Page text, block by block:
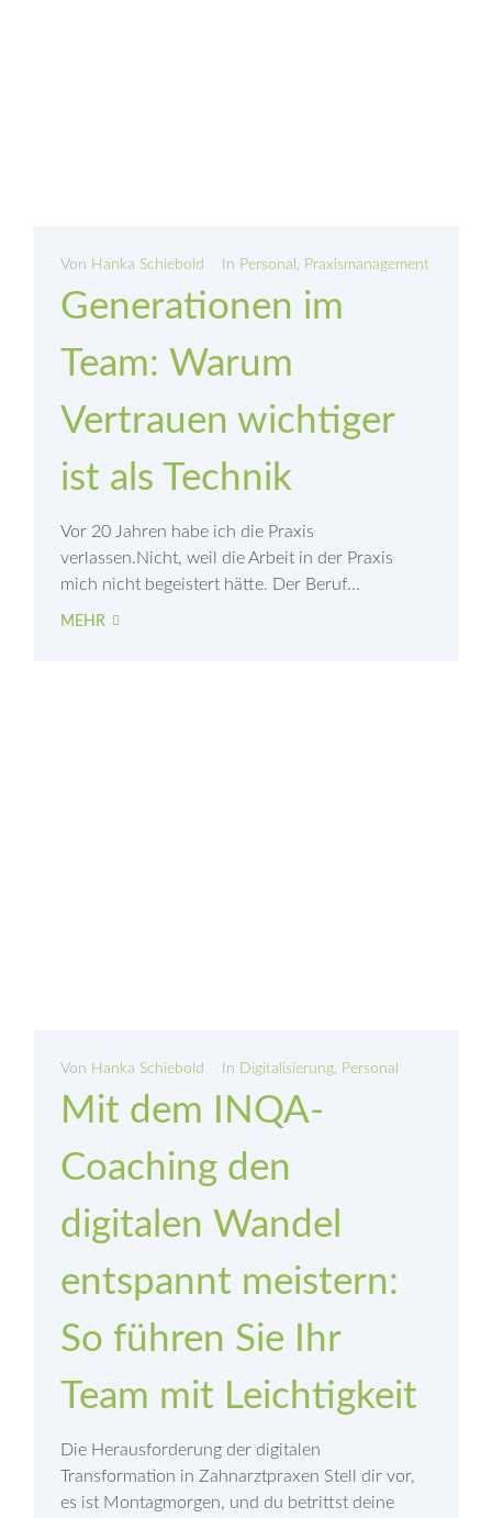
Von Hanka Schiebold In Personal , Praxismanagement
Generationen im
Team: Warum
Vertrauen wichtiger
ist als Technik
Vor 20 Jahren habe ich die Praxis
verlassen.Nicht, weil die Arbeit in der Praxis
mich nicht begeistert hätte. Der Beruf...
MEHR
Von Hanka Schiebold In Digitalisierung, Personal
Mit dem INQA-
Coaching den
digitalen Wandel
entspannt meistern:
So führen Sie Ihr
Team mit Leichtigkeit
Die Herausforderung der digitalen
Transformation in Zahnarztpraxen Stell dir vor,
es ist Montagmorgen, und du betrittst deine